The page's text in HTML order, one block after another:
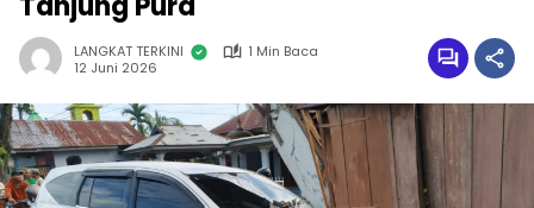
LANGKAT TERKINI
1 Min Baca
12 Juni 2026